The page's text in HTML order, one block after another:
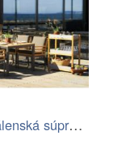
Brafab Jedálenská súprava ZALONGO Mdum